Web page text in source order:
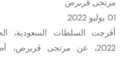
01 يوليو 2022
2022، عن مرتجى